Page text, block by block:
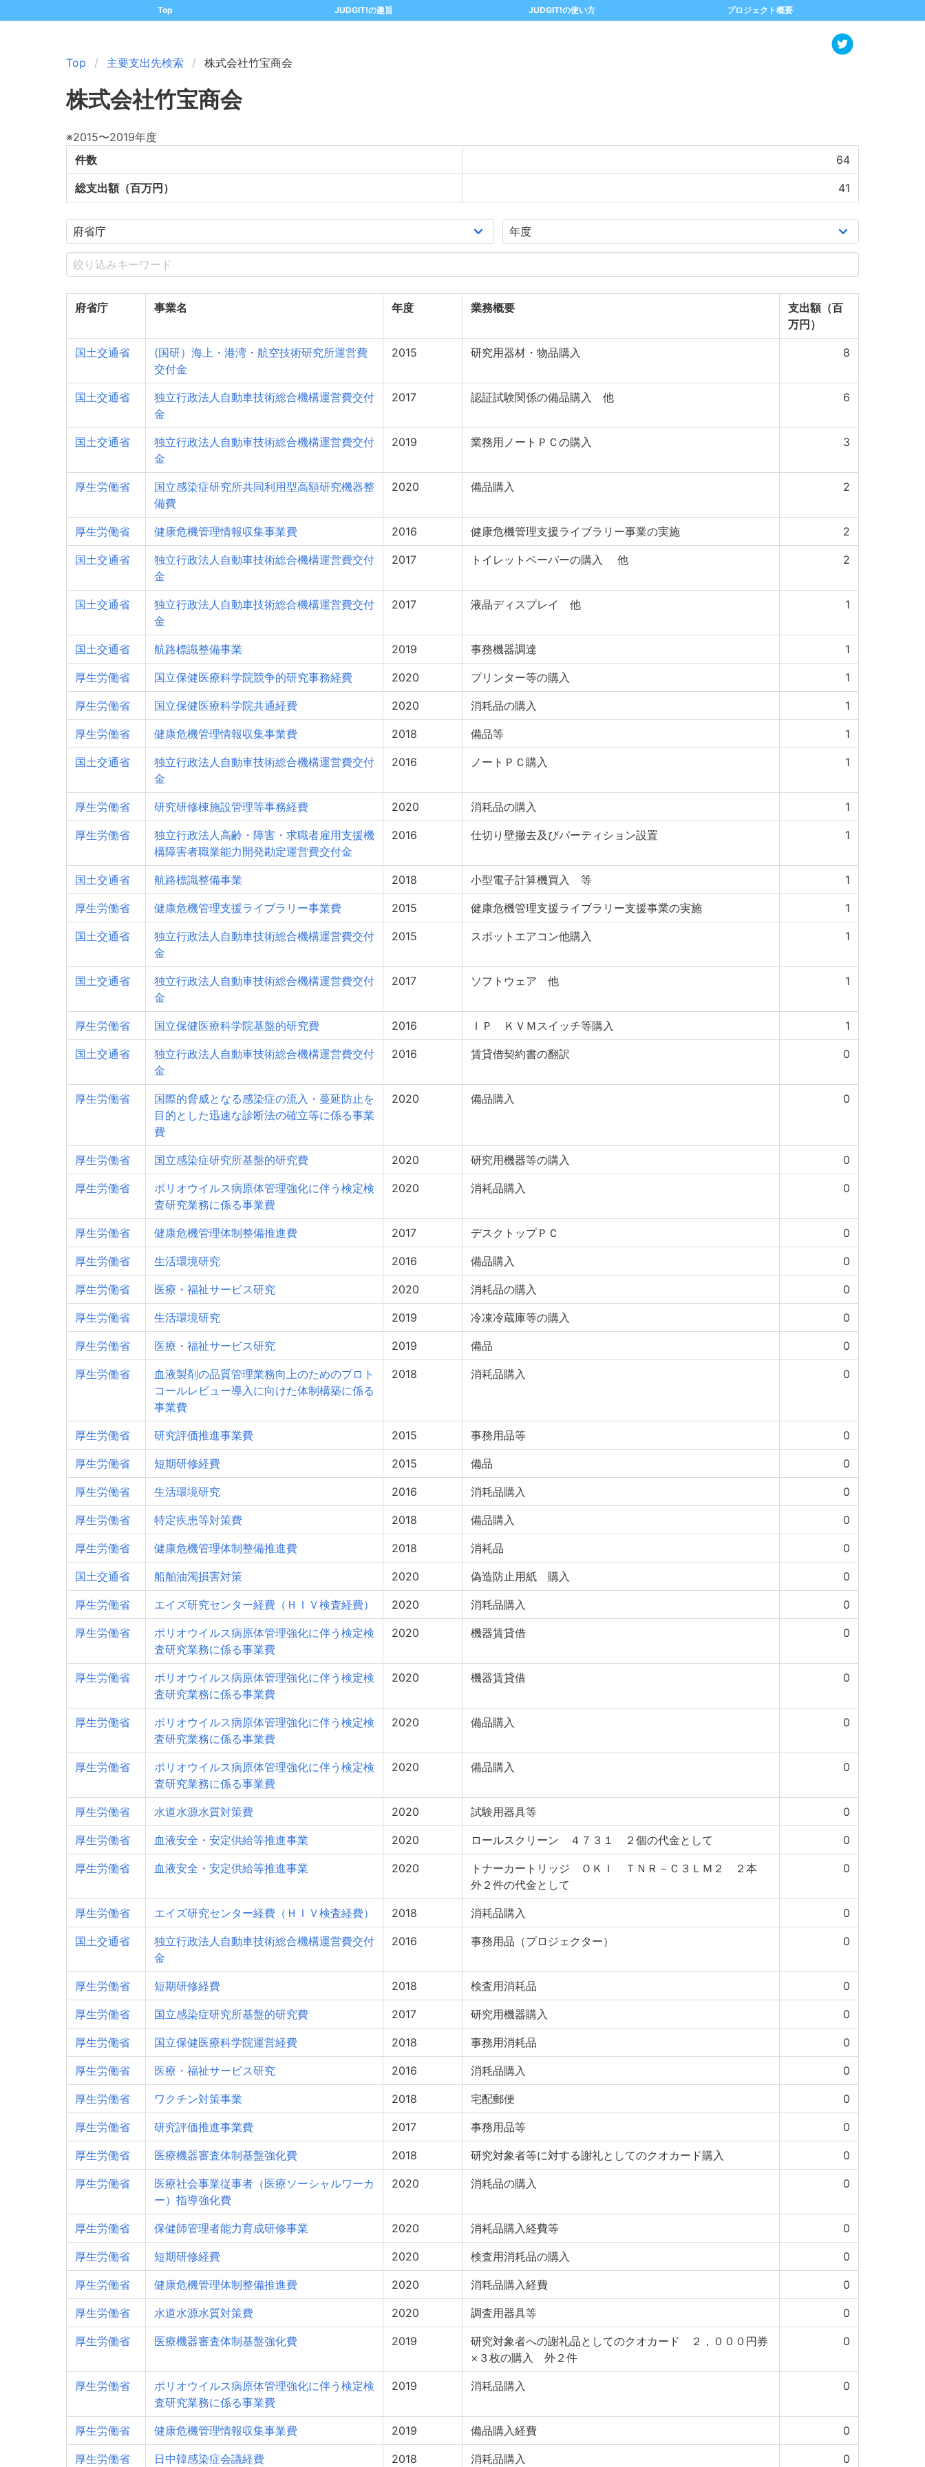
Top JUDGIT!の趣旨 JUDGIT!の使い方 プロジェクト概要
Top 主要支出先検索 株式会社竹宝商会
株式会社竹宝商会
※2015〜2019年度
件数
64
総支出額（百万円） 41
府省庁 事業名 年度 業務概要
支出額（百
万円）
国土交通省
(国研）海上・港湾・航空技術研究所運営費
交付金
2015 研究用器材・物品購入 8
国土交通省
独立行政法人自動車技術総合機構運営費交付
金
2017 認証試験関係の備品購入 他 6
国土交通省
独立行政法人自動車技術総合機構運営費交付
金
2019 業務用ノートＰＣの購入 3
厚生労働省
国立感染症研究所共同利用型高額研究機器整
備費
2020 備品購入 2
厚生労働省 健康危機管理情報収集事業費 2016 健康危機管理支援ライブラリー事業の実施 2
国土交通省
独立行政法人自動車技術総合機構運営費交付
金
2017 トイレットペーパーの購入 他 2
国土交通省
独立行政法人自動車技術総合機構運営費交付
金
2017 液晶ディスプレイ 他 1
国土交通省 航路標識整備事業 2019 事務機器調達 1
厚生労働省 国立保健医療科学院競争的研究事務経費 2020 プリンター等の購入 1
厚生労働省 国立保健医療科学院共通経費 2020 消耗品の購入 1
厚生労働省 健康危機管理情報収集事業費 2018 備品等 1
国土交通省
独立行政法人自動車技術総合機構運営費交付
金
2016 ノートＰＣ購入 1
厚生労働省 研究研修棟施設管理等事務経費 2020 消耗品の購入 1
厚生労働省
独立行政法人高齢・障害・求職者雇用支援機
構障害者職業能力開発勘定運営費交付金
2016 仕切り壁撤去及びパーティション設置 1
国土交通省 航路標識整備事業 2018 小型電子計算機買入 等 1
厚生労働省 健康危機管理支援ライブラリー事業費 2015 健康危機管理支援ライブラリー支援事業の実施 1
国土交通省
独立行政法人自動車技術総合機構運営費交付
金
2015 スポットエアコン他購入 1
国土交通省
独立行政法人自動車技術総合機構運営費交付
金
2017 ソフトウェア 他 1
厚生労働省 国立保健医療科学院基盤的研究費 2016 ＩＰ ＫＶＭスイッチ等購入 1
国土交通省
独立行政法人自動車技術総合機構運営費交付
金
2016 賃貸借契約書の翻訳 0
厚生労働省
国際的脅威となる感染症の流入・蔓延防止を
目的とした迅速な診断法の確立等に係る事業
費
2020 備品購入 0
厚生労働省 国立感染症研究所基盤的研究費 2020 研究用機器等の購入 0
厚生労働省
ポリオウイルス病原体管理強化に伴う検定検
査研究業務に係る事業費
2020 消耗品購入 0
厚生労働省 健康危機管理体制整備推進費 2017 デスクトップＰＣ 0
厚生労働省 生活環境研究 2016 備品購入 0
厚生労働省 医療・福祉サービス研究 2020 消耗品の購入 0
厚生労働省 生活環境研究 2019 冷凍冷蔵庫等の購入 0
厚生労働省 医療・福祉サービス研究 2019 備品 0
厚生労働省
血液製剤の品質管理業務向上のためのプロト
コールレビュー導入に向けた体制構築に係る
事業費
2018 消耗品購入 0
厚生労働省 研究評価推進事業費 2015 事務用品等 0
厚生労働省 短期研修経費 2015 備品 0
厚生労働省 生活環境研究 2016 消耗品購入 0
厚生労働省 特定疾患等対策費 2018 備品購入 0
厚生労働省 健康危機管理体制整備推進費 2018 消耗品 0
国土交通省 船舶油濁損害対策 2020 偽造防止用紙 購入 0
厚生労働省 エイズ研究センター経費（ＨＩＶ検査経費） 2020 消耗品購入 0
厚生労働省
ポリオウイルス病原体管理強化に伴う検定検
査研究業務に係る事業費
2020 機器賃貸借 0
厚生労働省
ポリオウイルス病原体管理強化に伴う検定検
査研究業務に係る事業費
2020 機器賃貸借 0
厚生労働省
ポリオウイルス病原体管理強化に伴う検定検
査研究業務に係る事業費
2020 備品購入 0
厚生労働省
ポリオウイルス病原体管理強化に伴う検定検
査研究業務に係る事業費
2020 備品購入 0
厚生労働省 水道水源水質対策費 2020 試験用器具等 0
厚生労働省 血液安全・安定供給等推進事業 2020 ロールスクリーン ４７３１ ２個の代金として 0
厚生労働省 血液安全・安定供給等推進事業 2020
トナーカートリッジ ＯＫＩ ＴＮＲ－Ｃ３ＬＭ２ ２本
外２件の代金として
0
厚生労働省 エイズ研究センター経費（ＨＩＶ検査経費） 2018 消耗品購入 0
国土交通省
独立行政法人自動車技術総合機構運営費交付
金
2016 事務用品（プロジェクター） 0
厚生労働省 短期研修経費 2018 検査用消耗品 0
厚生労働省 国立感染症研究所基盤的研究費 2017 研究用機器購入 0
厚生労働省 国立保健医療科学院運営経費 2018 事務用消耗品 0
厚生労働省 医療・福祉サービス研究 2016 消耗品購入 0
厚生労働省 ワクチン対策事業 2018 宅配郵便 0
厚生労働省 研究評価推進事業費 2017 事務用品等 0
厚生労働省 医療機器審査体制基盤強化費 2018 研究対象者等に対する謝礼としてのクオカード購入 0
厚生労働省
医療社会事業従事者（医療ソーシャルワーカ
ー）指導強化費
2020 消耗品の購入 0
厚生労働省 保健師管理者能力育成研修事業 2020 消耗品購入経費等 0
厚生労働省 短期研修経費 2020 検査用消耗品の購入 0
厚生労働省 健康危機管理体制整備推進費 2020 消耗品購入経費 0
厚生労働省 水道水源水質対策費 2020 調査用器具等 0
厚生労働省 医療機器審査体制基盤強化費 2019
研究対象者への謝礼品としてのクオカード ２，０００円券
×３枚の購入 外２件
0
厚生労働省
ポリオウイルス病原体管理強化に伴う検定検
査研究業務に係る事業費
2019 消耗品購入 0
厚生労働省 健康危機管理情報収集事業費 2019 備品購入経費 0
厚生労働省 日中韓感染症会議経費 2018 消耗品購入 0